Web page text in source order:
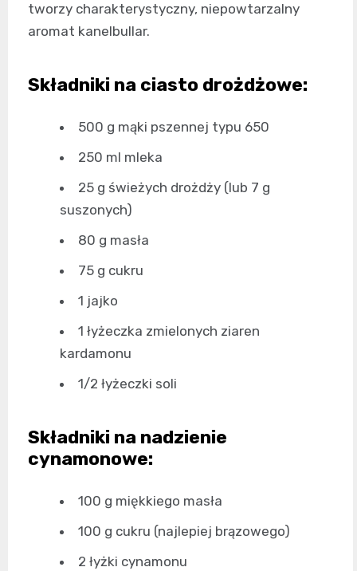
tworzy charakterystyczny, niepowtarzalny
aromat kanelbullar.
Składniki na ciasto drożdżowe:
500 g mąki pszennej typu 650
250 ml mleka
25 g świeżych drożdży (lub 7 g
suszonych)
80 g masła
75 g cukru
1 jajko
1 łyżeczka zmielonych ziaren
kardamonu
1/2 łyżeczki soli
Składniki na nadzienie
cynamonowe:
100 g miękkiego masła
100 g cukru (najlepiej brązowego)
2 łyżki cynamonu